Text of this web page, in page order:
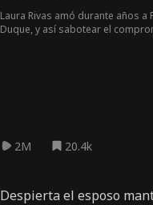
Laura Rivas amó durante años
Duque, y así sabotear el
2M 20.4k
Despierta el esposo